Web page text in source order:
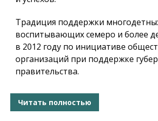
Традиция поддержки
воспитывающих семеро и более
в 2012 году по инициативе
организаций при поддержке
правительства.
Читать полностью